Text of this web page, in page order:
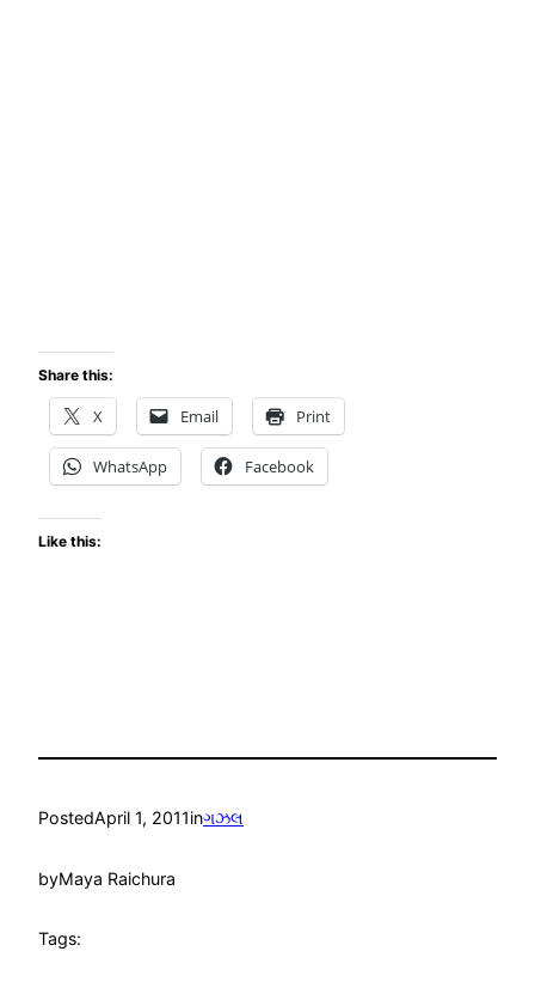
Share this:
X Email Print
WhatsApp Facebook
Like this:
PostedApril 1, 2011inગઝલ
byMaya Raichura
Tags: